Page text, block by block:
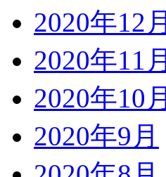
2020年12月
2020年11月
2020年10月
2020年9月